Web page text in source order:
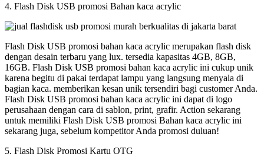
4. Flash Disk USB promosi Bahan kaca acrylic
Flash Disk USB promosi bahan kaca acrylic merupakan flash disk
dengan desain terbaru yang lux. tersedia kapasitas 4GB, 8GB,
16GB. Flash Disk USB promosi bahan kaca acrylic ini cukup unik
karena begitu di pakai terdapat lampu yang langsung menyala di
bagian kaca. memberikan kesan unik tersendiri bagi customer Anda.
Flash Disk USB promosi bahan kaca acrylic ini dapat di logo
perusahaan dengan cara di sablon, print, grafir. Action sekarang
untuk memiliki Flash Disk USB promosi Bahan kaca acrylic ini
sekarang juga, sebelum kompetitor Anda promosi duluan!
5. Flash Disk Promosi Kartu OTG